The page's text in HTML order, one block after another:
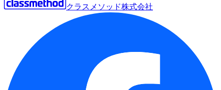
クラスメソッド株式会社